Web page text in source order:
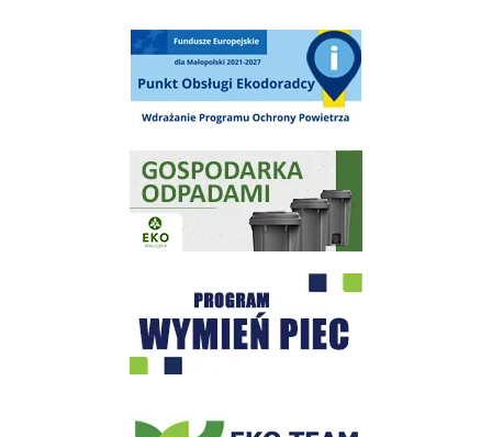
Punkt Obsługi Ekodoradcy Wieliczka
Gospodarka odpadami na terenie Miasta i Gminy Wieliczka
Program "Czyste Powietrze" - Wieliczka